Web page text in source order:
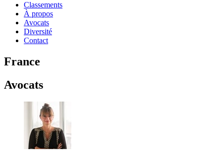
Classements
À propos
Avocats
Diversité
Contact
France
Avocats